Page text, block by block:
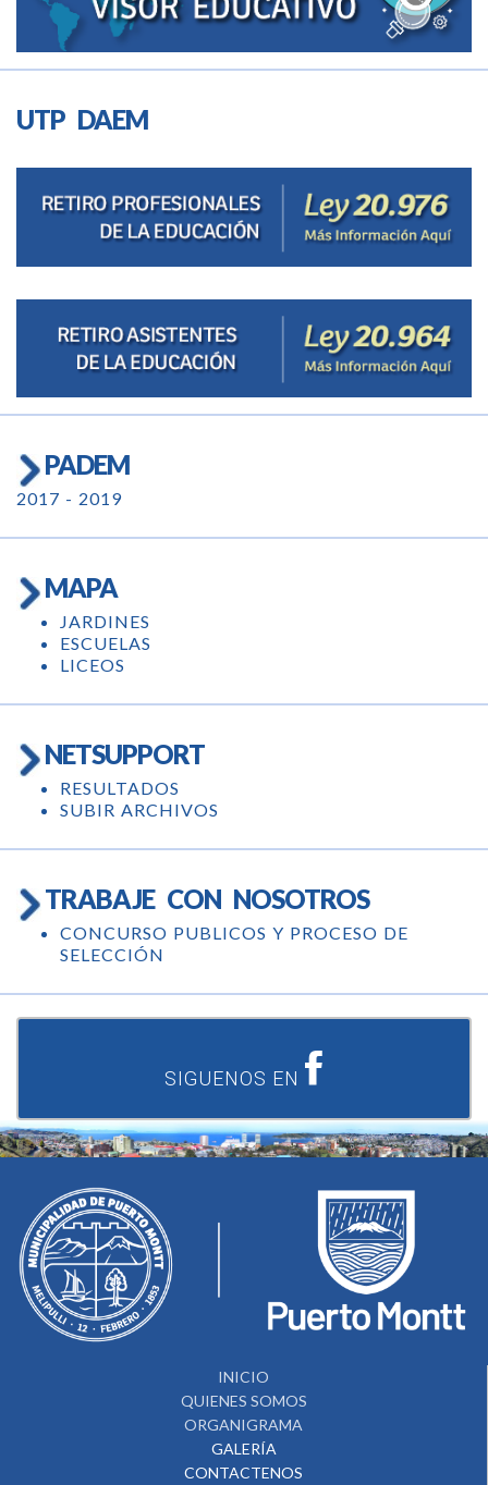
UTP DAEM
PADEM
2017 - 2019
MAPA
JARDINES
ESCUELAS
LICEOS
NETSUPPORT
RESULTADOS
SUBIR ARCHIVOS
TRABAJE CON NOSOTROS
CONCURSO PUBLICOS Y PROCESO DE
SELECCIÓN
SIGUENOS EN
INICIO
QUIENES SOMOS
ORGANIGRAMA
GALERÍA
CONTACTENOS